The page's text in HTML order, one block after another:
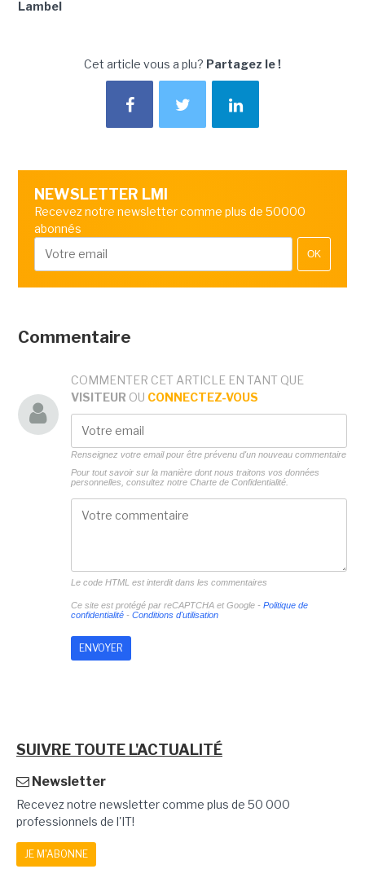
Lambel
Cet article vous a plu? Partagez le !
NEWSLETTER LMI
Recevez notre newsletter comme plus de 50000
abonnés
OK
Commentaire
COMMENTER CET ARTICLE EN TANT QUE
VISITEUR OU CONNECTEZ-VOUS
Renseignez votre email pour être prévenu d'un nouveau commentaire
Pour tout savoir sur la manière dont nous traitons vos données
personnelles, consultez notre Charte de Confidentialité.
Le code HTML est interdit dans les commentaires
Ce site est protégé par reCAPTCHA et Google - Politique de
confidentialité- Conditions d'utilisation
SUIVRE TOUTE L'ACTUALITÉ
Newsletter
Recevez notre newsletter comme plus de 50 000
professionnels de l'IT!
JE M'ABONNE